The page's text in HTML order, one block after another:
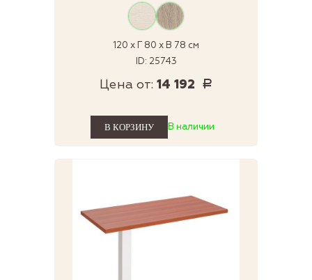
120 x Г 80 x В 78 см
ID: 25743
Цена от: 14 192 Р
В наличии